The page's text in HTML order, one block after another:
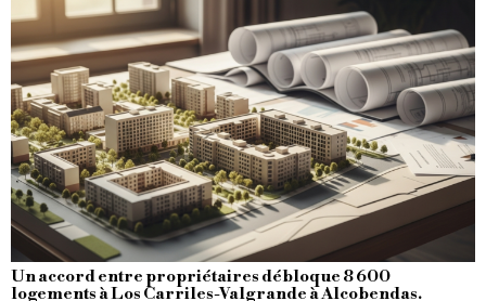
Un accord entre propriétaires débloque 8 600
logements à Los Carriles-Valgrande à Alcobendas.